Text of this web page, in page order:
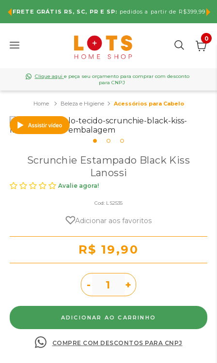
FRETE GRÁTIS RS, SC, PR E SP: pedidos a partir de R$399,99
0
Clique aqui e peça seu orçamento para comprar com desconto
para CNPJ
Beleza e Higiene Acessórios para Cabelo
Scrunchie Estampado Black Kiss
Lanossi
Avalie agora!
Cod: LS2535
Adicionar aos favoritos
R$ 19,90
- +
COMPRE COM DESCONTOS PARA CNPJ